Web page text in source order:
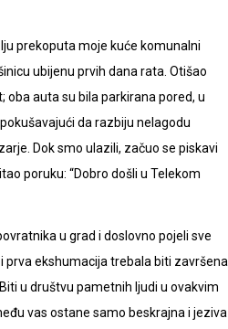
prekoputa moje kuće komunalni
ubijenu prvih dana rata. Otišao
oba auta su bila parkirana pored, u
da razbiju nelagodu
Dok smo ulazili, začuo se piskavi
poruku: “Dobro došli u Telekom
u grad i doslovno pojeli sve
prva ekshumacija trebala biti završena
u društvu pametnih ljudi u ovakvim
vas ostane samo beskrajna i jeziva